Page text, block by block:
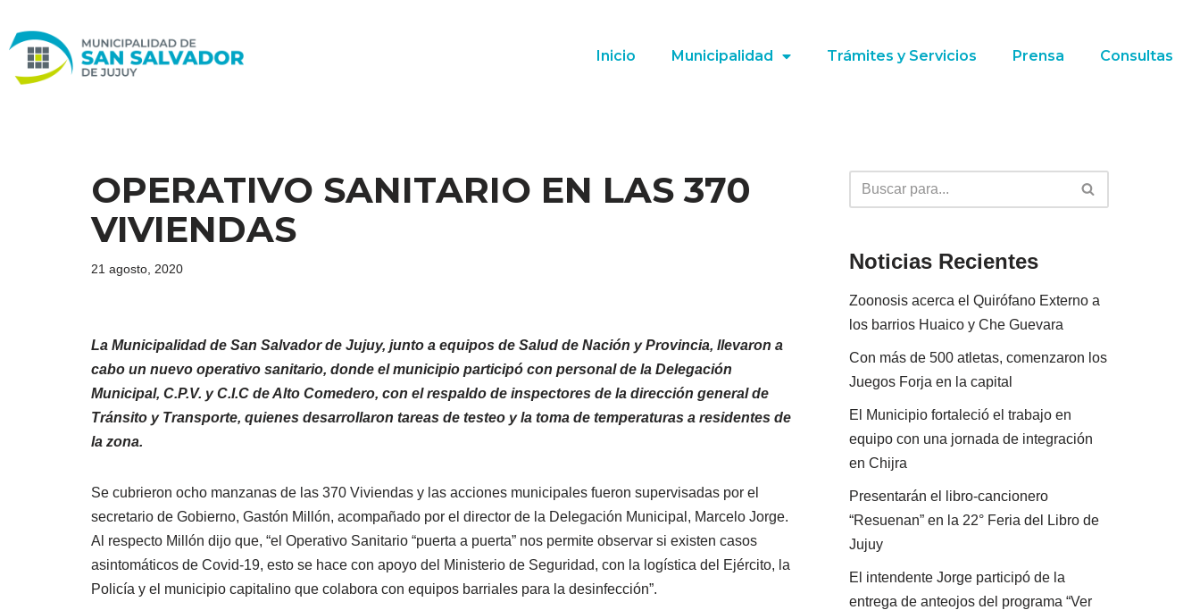
Ir
al
Inicio Municipalidad Trámites y Servicios Prensa Consultas
OPERATIVO SANITARIO EN LAS 370
VIVIENDAS
21 agosto, 2020
La Municipalidad de San Salvador de Jujuy, junto a equipos de Salud de Nación y Provincia, llevaron a
cabo un nuevo operativo sanitario, donde el municipio participó con personal de la Delegación
Municipal, C.P.V. y C.I.C de Alto Comedero, con el respaldo de inspectores de la dirección general de
Tránsito y Transporte, quienes desarrollaron tareas de testeo y la toma de temperaturas a residentes de
la zona.
Se cubrieron ocho manzanas de las 370 Viviendas y las acciones municipales fueron supervisadas por el
secretario de Gobierno, Gastón Millón, acompañado por el director de la Delegación Municipal, Marcelo Jorge.
Al respecto Millón dijo que, “el Operativo Sanitario “puerta a puerta” nos permite observar si existen casos
asintomáticos de Covid-19, esto se hace con apoyo del Ministerio de Seguridad, con la logística del Ejército, la
Policía y el municipio capitalino que colabora con equipos barriales para la desinfección”.
Noticias Recientes
Zoonosis acerca el Quirófano Externo a
los barrios Huaico y Che Guevara
Con más de 500 atletas, comenzaron los
Juegos Forja en la capital
El Municipio fortaleció el trabajo en
equipo con una jornada de integración
en Chijra
Presentarán el libro-cancionero
“Resuenan” en la 22° Feria del Libro de
Jujuy
El intendente Jorge participó de la
entrega de anteojos del programa “Ver